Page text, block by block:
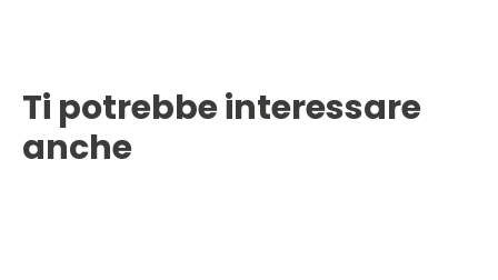
Ti potrebbe interessare
anche